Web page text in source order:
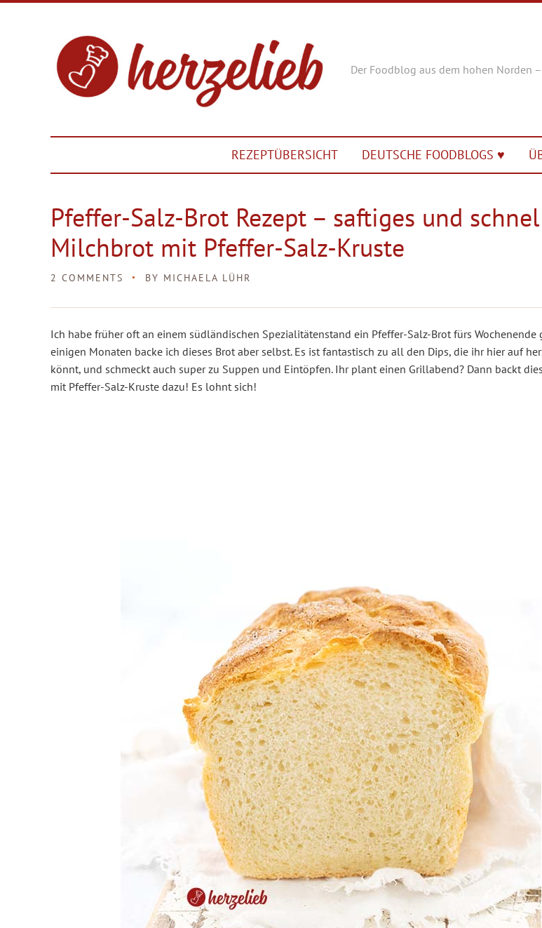
Der Foodblog aus dem hohen Norden
REZEPTÜBERSICHT DEUTSCHE FOODBLOGS ♥︎
Pfeffer-Salz-Brot Rezept – saftiges und
Milchbrot mit Pfeffer-Salz-Kruste
2 COMMENTS BY MICHAELA LÜHR
Ich habe früher oft an einem südländischen Spezialitätenstand ein Pfeffer-Salz-Brot fürs Wochenende
einigen Monaten backe ich dieses Brot aber selbst. Es ist fantastisch zu all den Dips, die ihr hier auf
könnt, und schmeckt auch super zu Suppen und Eintöpfen. Ihr plant einen Grillabend? Dann backt
mit Pfeffer-Salz-Kruste dazu! Es lohnt sich!